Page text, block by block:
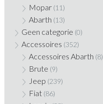
Mopar (11)
Abarth (13)
Geen categorie (0)
Accessoires (352)
Accessoires Abarth (8)
Brute (9)
Jeep (239)
Fiat (86)